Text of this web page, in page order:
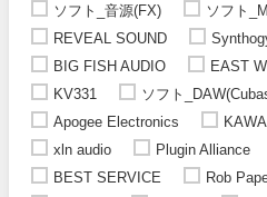
ソフト_音源(FX)
ソフト
REVEAL SOUND
BIG FISH AUDIO
EAST
KV331
ソフト
Apogee Electronics
xln audio
Plugin Alliance
BEST SERVICE
Rob